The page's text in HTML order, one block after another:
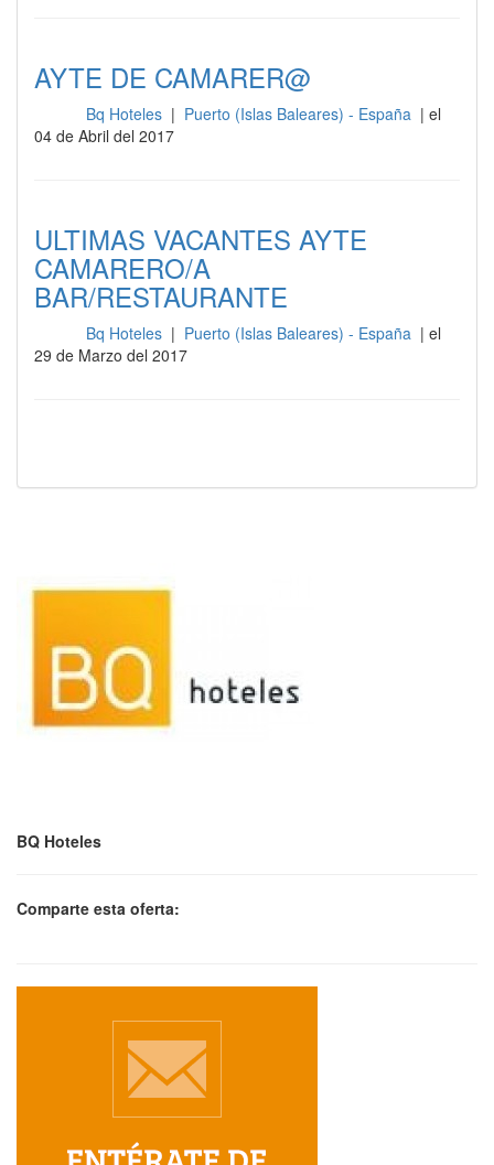
AYTE DE CAMARER@
Bq Hoteles | Puerto (Islas Baleares) - España | el
04 de Abril del 2017
ULTIMAS VACANTES AYTE
CAMARERO/A
BAR/RESTAURANTE
Bq Hoteles | Puerto (Islas Baleares) - España | el
29 de Marzo del 2017
BQ Hoteles
Comparte esta oferta: